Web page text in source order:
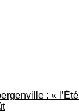
: «